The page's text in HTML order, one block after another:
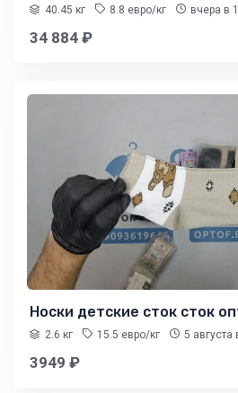
40.45 кг 8.8 евро/кг вчера в
34 884 ₽
Носки детские сток сток
2.6 кг 15.5 евро/кг 5 августа
3949 ₽